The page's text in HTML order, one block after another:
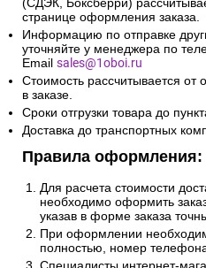
(СДЭК, Боксберри)
странице оформления заказа.
Информацию по отправке
уточняйте у менеджера по
Email sales@1oboi.ru
Стоимость рассчитывается
в заказе.
Сроки отгрузки товара до
Доставка до транспортных
Правила оформления:
Для расчета стоимости
необходимо оформить
указав в форме заказа
При оформлении
полностью, номер